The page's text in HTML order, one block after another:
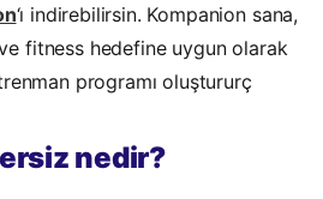
‘ı indirebilirsin. Kompanion sana,
fitness hedefine uygun olarak
programı oluştururç
nedir?